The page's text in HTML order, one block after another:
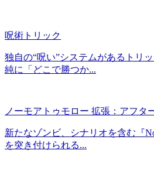
呪術トリック
独自の“呪い”システムがあるトリ
純に「どこで勝つか...
ノーモアトゥモロー 拡張：アフタ
新たなゾンビ、シナリオを含む『
を突き付けられる...